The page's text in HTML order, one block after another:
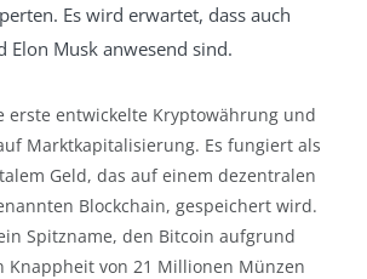
Es wird erwartet, dass auch
Elon Musk anwesend sind.
erste entwickelte Kryptowährung und
Marktkapitalisierung. Es fungiert als
Geld, das auf einem dezentralen
Blockchain, gespeichert wird.
Spitzname, den Bitcoin aufgrund
Knappheit von 21 Millionen Münzen